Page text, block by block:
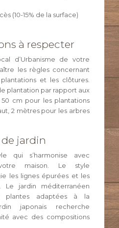
(10-15% de la surface)
à respecter
d’Urbanisme de votre
les règles concernant
et les clôtures.
plantation par rapport aux
cm pour les plantations
2 mètres pour les arbres
jardin
qui s’harmonise avec
maison. Le style
les lignes épurées et les
Le jardin méditerranéen
adaptées à la
japonais recherche
avec des compositions